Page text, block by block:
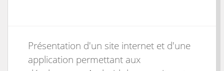
Présentation d'un site internet et d'une
application permettant aux